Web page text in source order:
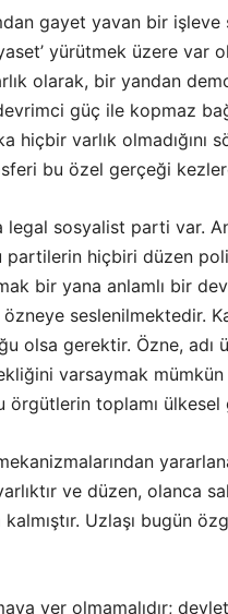
gayet yavan bir işleve
yürütmek üzere var
olarak, bir yandan
güç ile kopmaz
hiçbir varlık olmadığını
bu özel gerçeği
legal sosyalist parti var.
partilerin hiçbiri düzen
bir yana anlamlı bir
seslenilmektedir.
olsa gerektir. Özne,
varsaymak mümkün
örgütlerin toplamı
ve düzen, olanca
Uzlaşı bugün
yer olmamalıdır;